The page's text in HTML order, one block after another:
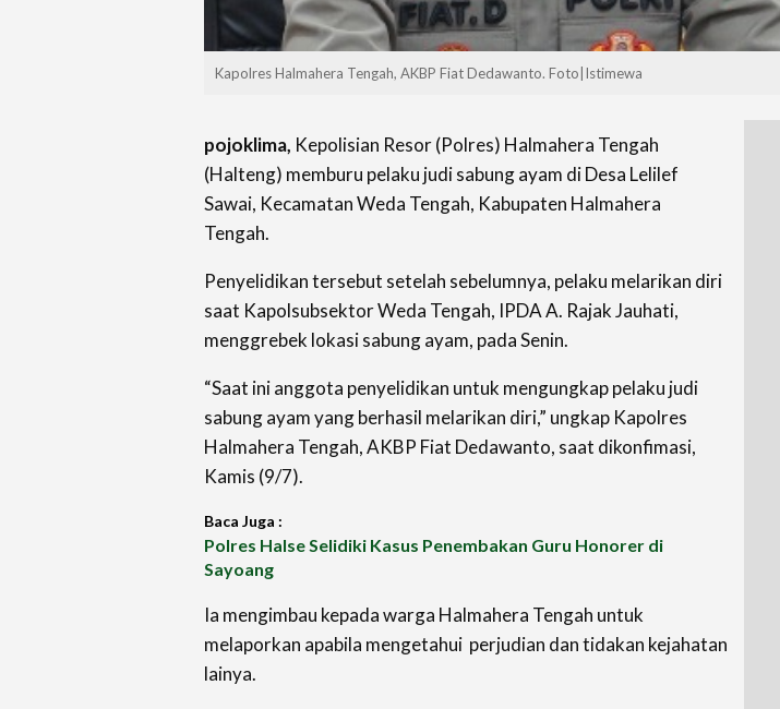
Kapolres Halmahera Tengah, AKBP Fiat Dedawanto. Foto|Istimewa
pojoklima, Kepolisian Resor (Polres) Halmahera Tengah
(Halteng) memburu pelaku judi sabung ayam di Desa Lelilef
Sawai, Kecamatan Weda Tengah, Kabupaten Halmahera
Tengah.
Penyelidikan tersebut setelah sebelumnya, pelaku melarikan diri
saat Kapolsubsektor Weda Tengah, IPDA A. Rajak Jauhati,
menggrebek lokasi sabung ayam, pada Senin.
“Saat ini anggota penyelidikan untuk mengungkap pelaku judi
sabung ayam yang berhasil melarikan diri,” ungkap Kapolres
Halmahera Tengah, AKBP Fiat Dedawanto, saat dikonfimasi,
Kamis (9/7).
Baca Juga :
Polres Halse Selidiki Kasus Penembakan Guru Honorer di
Sayoang
Ia mengimbau kepada warga Halmahera Tengah untuk
melaporkan apabila mengetahui perjudian dan tidakan kejahatan
lainya.